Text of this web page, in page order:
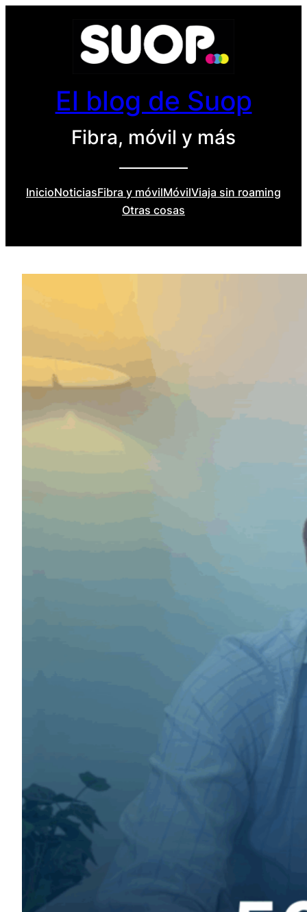
El blog de Suop
Fibra, móvil y más
InicioNoticiasFibra y móvilMóvilViaja sin roaming
Otras cosas